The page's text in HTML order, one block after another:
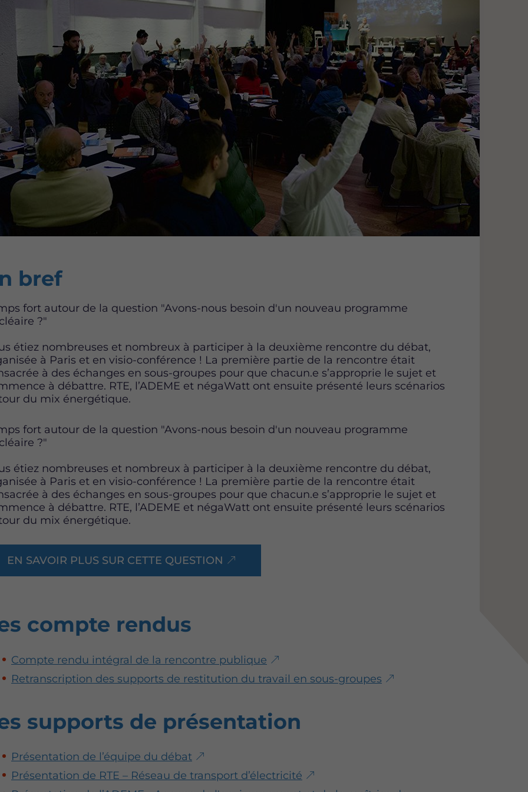
bref
fort autour de la question "Avons-nous besoin d'un nouveau programme
?"
étiez nombreuses et nombreux à participer à la deuxième rencontre du débat,
à Paris et en visio-conférence ! La première partie de la rencontre était
à des échanges en sous-groupes pour que chacun.e s’approprie le sujet et
à débattre. RTE, l’ADEME et négaWatt ont ensuite présenté leurs scénarios
du mix énergétique.
fort autour de la question "Avons-nous besoin d'un nouveau programme
?"
étiez nombreuses et nombreux à participer à la deuxième rencontre du débat,
à Paris et en visio-conférence ! La première partie de la rencontre était
à des échanges en sous-groupes pour que chacun.e s’approprie le sujet et
à débattre. RTE, l’ADEME et négaWatt ont ensuite présenté leurs scénarios
du mix énergétique.
EN SAVOIR PLUS SUR CETTE QUESTION
compte rendus
Compte rendu intégral de la rencontre publique
Retranscription des supports de restitution du travail en sous-groupes
supports de présentation
Présentation de l’équipe du débat
Présentation de RTE – Réseau de transport d’électricité